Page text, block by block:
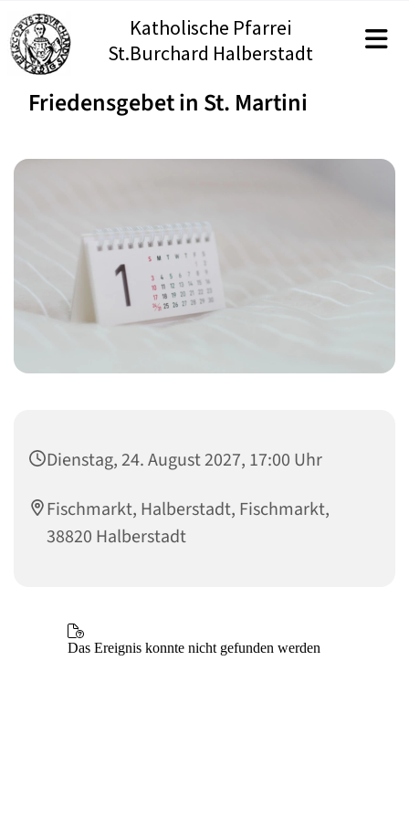
Katholische Pfarrei
St.Burchard Halberstadt
Friedensgebet in St. Martini
Dienstag, 24. August 2027, 17:00 Uhr
Fischmarkt, Halberstadt, Fischmarkt,
38820 Halberstadt